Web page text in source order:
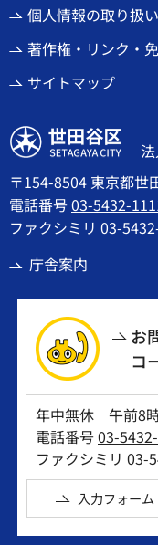
個人情報の取り扱い
著作権・リンク・
サイトマップ
世田谷区
〒154-8504 東京都世
電話番号03-5432-
ファクシミリ 03-
庁舎案内
お
コ
年中無休 午前8
電話番号03-
ファクシミリ 03-
入力フォーム